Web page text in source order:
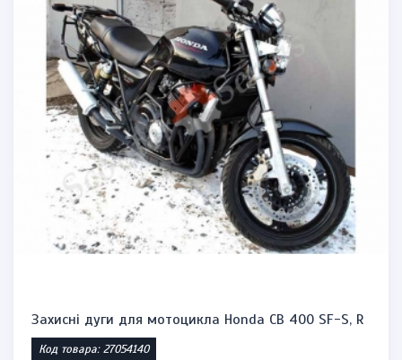
Захисні дуги для мотоцикла Honda CB 400 SF-S, R
Код товара: 27054140